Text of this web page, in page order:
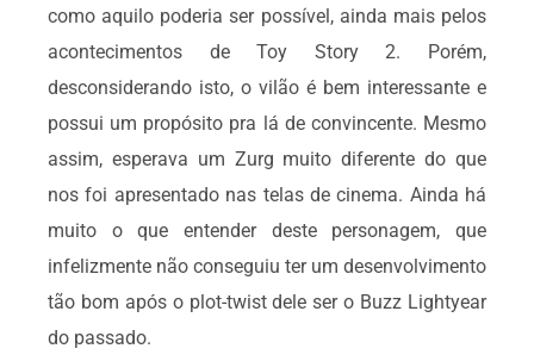
como aquilo poderia ser possível, ainda mais pelos
acontecimentos de Toy Story 2. Porém,
desconsiderando isto, o vilão é bem interessante e
possui um propósito pra lá de convincente. Mesmo
assim, esperava um Zurg muito diferente do que
nos foi apresentado nas telas de cinema. Ainda há
muito o que entender deste personagem, que
infelizmente não conseguiu ter um desenvolvimento
tão bom após o plot-twist dele ser o Buzz Lightyear
do passado.